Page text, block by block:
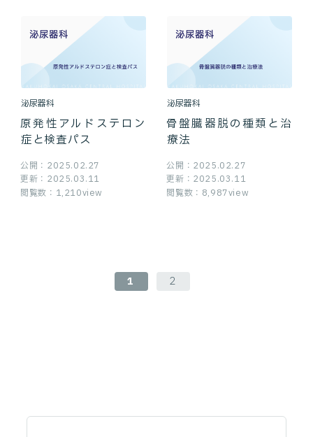
泌尿器科
原発性アルドステロン
症と検査パス
公開：2025.02.27
更新：2025.03.11
閲覧数：1,210view
泌尿器科
骨盤臓器脱の種類と治
療法
公開：2025.02.27
更新：2025.03.11
閲覧数：8,987view
1 2